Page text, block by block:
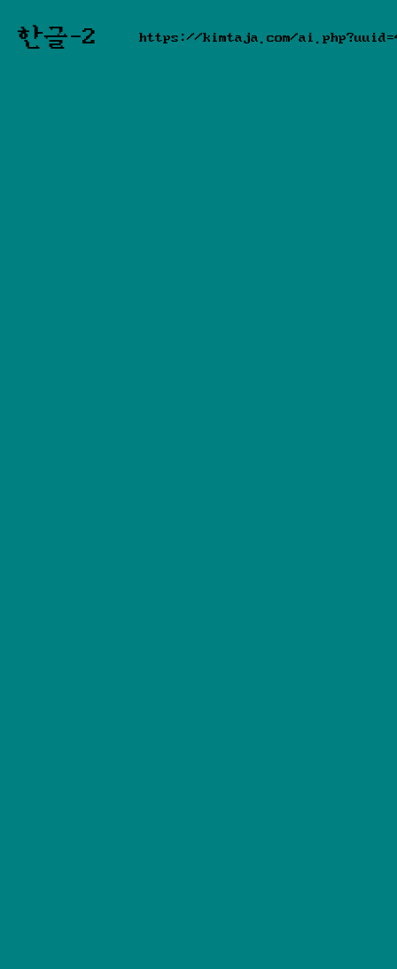
한글-2 https://kimtaja.com/